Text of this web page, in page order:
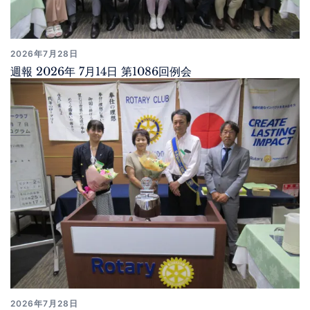
2026年7月28日
週報 2026年 7月14日 第1086回例会
2026年7月28日